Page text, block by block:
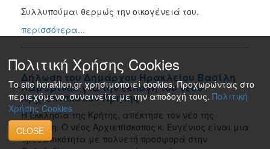
Συλλυπούμαι θερμώς την οικογένειά του.
περισσότερα...
Δήλωση του Δημάρχου Ηρακλείου Βασίλη
Λαμπρινού για την εκλογή του νέου
Αρχιεπισκόπου Κρήτης
Η Εκκλησία της Κρήτης, απέκτησε τον νέο της
Ιεράρχη. Ο νέος Αρχιεπίσκοπος κ. Ευγένιος είναι μια
προσωπικότητα με πολυετή προσφορά στην
Πολιτική Χρήσης Cookies
Το site heraklion.gr χρησιμοποιεί cookies. Προχωρώντας στο
περιεχόμενο, συναινείτε με την αποδοχή τους. Πολιτική
Χρήσης Cookies
CLOSE